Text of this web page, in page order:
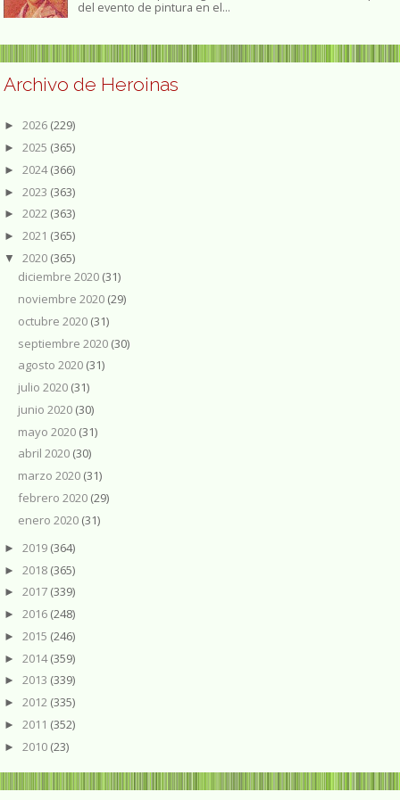
del evento de pintura en el...
Archivo de Heroinas
► 2026 (229)
► 2025 (365)
► 2024(366)
► 2023 (363)
► 2022 (363)
► 2021 (365)
▼ 2020 (365)
diciembre 2020 (31)
noviembre 2020 (29)
octubre 2020 (31)
septiembre 2020 (30)
agosto 2020 (31)
julio 2020 (31)
junio 2020 (30)
mayo 2020 (31)
abril 2020 (30)
marzo 2020 (31)
febrero 2020 (29)
enero 2020 (31)
► 2019 (364)
► 2018 (365)
► 2017 (339)
► 2016 (248)
► 2015 (246)
► 2014(359)
► 2013 (339)
► 2012 (335)
► 2011 (352)
► 2010 (23)